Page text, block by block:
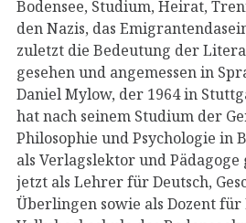
Bodensee, Studium, Heirat,
den Nazis, das
zuletzt die Bedeutung der
gesehen und angemessen in
Daniel Mylow, der 1964 in
hat nach seinem Studium der
Philosophie und Psychologie in
als Verlagslektor und
jetzt als Lehrer für Deutsch,
Überlingen sowie als Dozent